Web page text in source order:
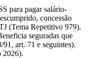
para pagar salário-
concessão
(Tema Repetitivo 979).
seguradas que
art. 71 e seguintes).
2026).